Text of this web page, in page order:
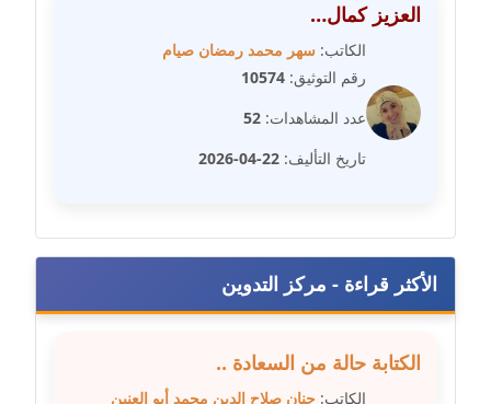
مدونة سهى الضاوي
مدونة سهير عسكر
عاملة
مدونة سوميه الالفي
عاملة
مدونة شادي الربابعة
العزيز كمال…
الكاتب: سهر محمد رمضان صيام
رقم التوثيق: 10574
عدد المشاهدات: 52
تاريخ التأليف: 22-04-2026
الأكثر قراءة - مركز التدوين
الكتابة حالة من السعادة ..
الكاتب: حنان صلاح الدين محمد أبو العنين